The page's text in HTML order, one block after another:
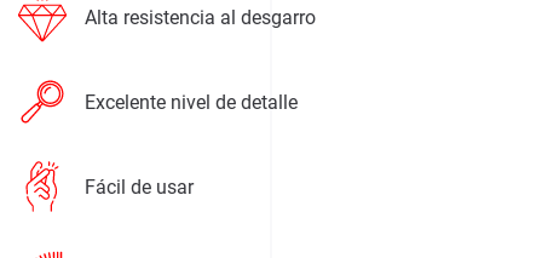
Alta resistencia al desgarro
Excelente nivel de detalle
Fácil de usar